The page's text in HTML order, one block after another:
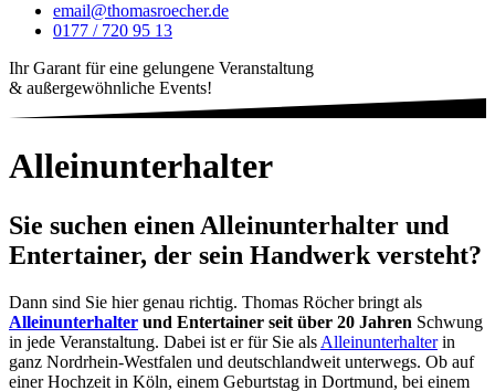
email@thomasroecher.de
0177 / 720 95 13
Ihr Garant für eine gelungene Veranstaltung
& außergewöhnliche Events!
Alleinunterhalter
Sie suchen einen Alleinunterhalter und
Entertainer, der sein Handwerk versteht?
Dann sind Sie hier genau richtig. Thomas Röcher bringt als
Alleinunterhalter und Entertainer seit über 20 Jahren Schwung
in jede Veranstaltung. Dabei ist er für Sie als Alleinunterhalterin
ganz Nordrhein-Westfalen und deutschlandweit unterwegs. Ob auf
einer Hochzeit in Köln, einem Geburtstag in Dortmund, bei einem